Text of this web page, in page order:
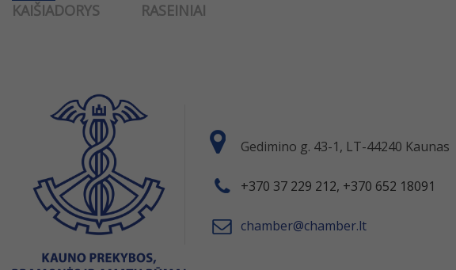
KAIŠIADORYS
RASEINIAI
Gedimino g. 43-1, LT-44240 Kaunas
+370 37 229 212, +370 652 18091
chamber@chamber.lt